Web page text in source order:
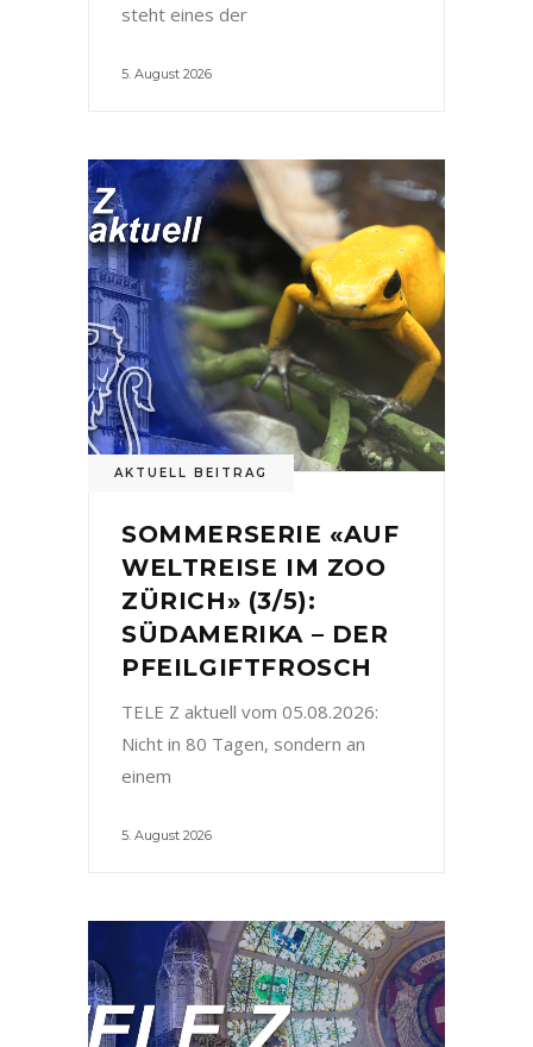
steht eines der
5. August 2026
AKTUELL BEITRAG
SOMMERSERIE «AUF
WELTREISE IM ZOO
ZÜRICH» (3/5):
SÜDAMERIKA – DER
PFEILGIFTFROSCH
TELE Z aktuell vom 05.08.2026:
Nicht in 80 Tagen, sondern an
einem
5. August 2026